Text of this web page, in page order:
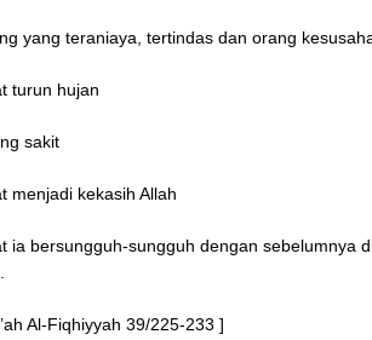
yang teraniaya, tertindas dan orang
turun hujan
sakit
menjadi kekasih Allah
ia bersungguh-sungguh dengan sebelumnya
Al-Fiqhiyyah 39/225-233 ]